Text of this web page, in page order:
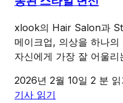
xlook의 Hair Salon과
메이크업, 의상을 하나
자신에게 가장 잘 어울
2026년 2월 10일 2 분 읽
기사 읽기